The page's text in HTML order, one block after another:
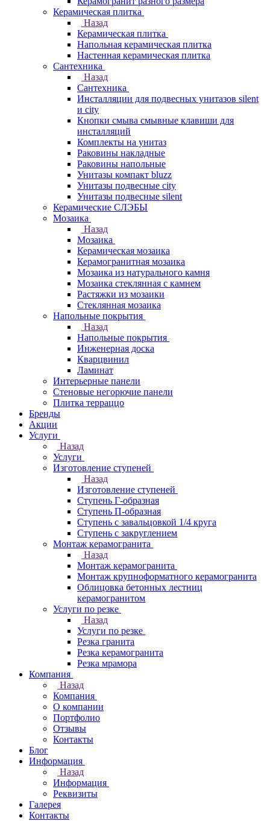
Керамическая плитка
Назад
Керамическая плитка
Напольная керамическая плитка
Настенная керамическая плитка
Сантехника
Назад
Сантехника
Инсталляции для подвесных унитазов silent
и city
Кнопки смыва смывные клавиши для
инсталляций
Комплекты на унитаз
Раковины накладные
Раковины напольные
Унитазы компакт bluzz
Унитазы подвесные city
Унитазы подвесные silent
Керамические СЛЭБЫ
Мозаика
Назад
Мозаика
Керамическая мозаика
Керамогранитная мозаика
Мозаика из натурального камня
Мозаика стеклянная с камнем
Растяжки из мозаики
Стеклянная мозаика
Напольные покрытия
Назад
Напольные покрытия
Инженерная доска
Кварцвинил
Ламинат
Интерьерные панели
Стеновые негорючие панели
Плитка терраццо
Бренды
Акции
Услуги
Назад
Услуги
Изготовление ступеней
Назад
Изготовление ступеней
Ступень Г-образная
Ступень П-образная
Ступень с завальцовкой 1/4 круга
Ступень с закруглением
Монтаж керамогранита
Назад
Монтаж керамогранита
Монтаж крупноформатного керамогранита
Облицовка бетонных лестниц
керамогранитом
Услуги по резке
Назад
Услуги по резке
Резка гранита
Резка керамогранита
Резка мрамора
Компания
Назад
Компания
О компании
Портфолио
Отзывы
Контакты
Блог
Информация
Назад
Информация
Реквизиты
Галерея
Контакты